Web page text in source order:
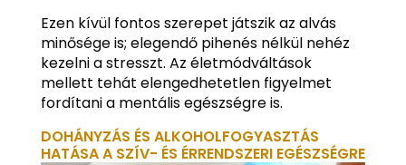
Ezen kívül fontos szerepet játszik az alvás
minősége is; elegendő pihenés nélkül nehéz
kezelni a stresszt. Az életmódváltások
mellett tehát elengedhetetlen figyelmet
fordítani a mentális egészségre is.
DOHÁNYZÁS ÉS ALKOHOLFOGYASZTÁS
HATÁSA A SZÍV- ÉS ÉRRENDSZERI EGÉSZSÉGRE